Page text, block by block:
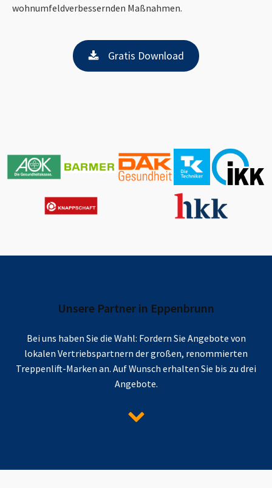
wohnumfeldverbessernden Maßnahmen.
Gratis Download
Unsere Partner in Eppenbrunn
Bei uns haben Sie die Wahl: Fordern Sie Angebote von
lokalen Vertriebspartnern der großen, renommierten
Treppenlift-Marken an. Auf Wunsch erhalten Sie bis zu drei
Angebote.